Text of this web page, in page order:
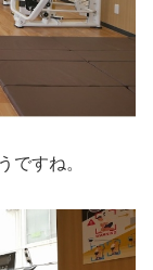
ですね。